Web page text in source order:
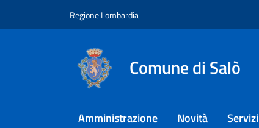
Regione Lombardia
Comune di Salò
Amministrazione Novità Servizi